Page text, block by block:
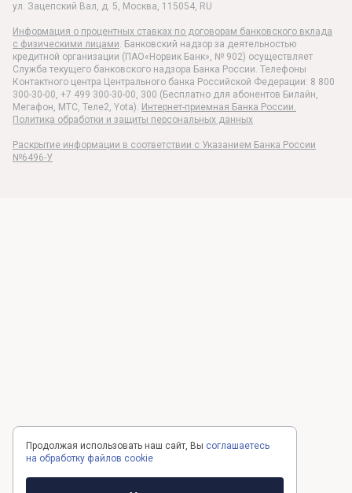
ул. Зацепский Вал, д. 5, Москва, 115054, RU
Информация о процентных ставках по договорам банковского вклада
с физическими лицами. Банковский надзор за деятельностью
кредитной организации (ПАО«Норвик Банк», № 902) осуществляет
Служба текущего банковского надзора Банка России. Телефоны
Контактного центра Центрального банка Российской Федерации: 8 800
300-30-00, +7 499 300-30-00, 300 (Бесплатно для абонентов Билайн,
Мегафон, МТС, Теле2, Yota). Интернет-приемная Банка России.
Политика обработки и защиты персональных данных
Раскрытие информации в соответствии c Указанием Банка России
№6496-У
Продолжая использовать наш сайт, Вы соглашаетесь
на обработку файлов cookie